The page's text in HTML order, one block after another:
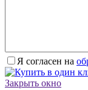
Я согласен на
Закрыть окно